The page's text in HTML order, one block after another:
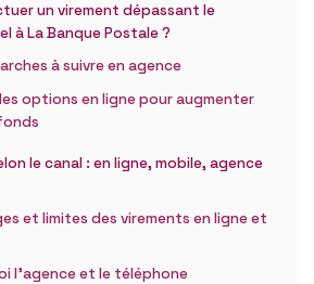
un virement dépassant le
à La Banque Postale ?
à suivre en agence
options en ligne pour augmenter
le canal : en ligne, mobile, agence
et limites des virements en ligne et
l’agence et le téléphone